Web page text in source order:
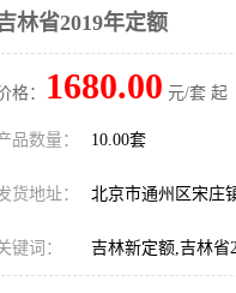
林省2019年定额
格： 1680.00 元/套 起
品数量： 10.00套
货地址： 北京市通州区宋庄
键词： 吉林新定额,吉林省